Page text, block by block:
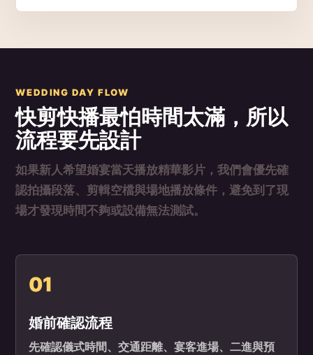
WEDDING DAY FLOW
快剪快播最怕時間太滿，所以
流程要先設計
如果新人希望婚宴當天播放精華影片，我們會優先確
認拍攝段落、剪輯空檔與場地播放條件，避免到了現
場才發現時間不夠或設備無法測試。
01
婚前確認流程
先確認儀式時間、交通距離、宴客進場、二進與預